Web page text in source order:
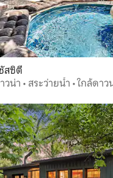
สซิตี
วน่า • สระว่ายน้ำ • ใกล้ดา